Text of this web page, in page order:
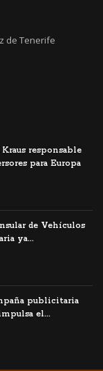
de Tenerife
responsable
para Europa
de Vehículos
ya...
publicitaria
el...